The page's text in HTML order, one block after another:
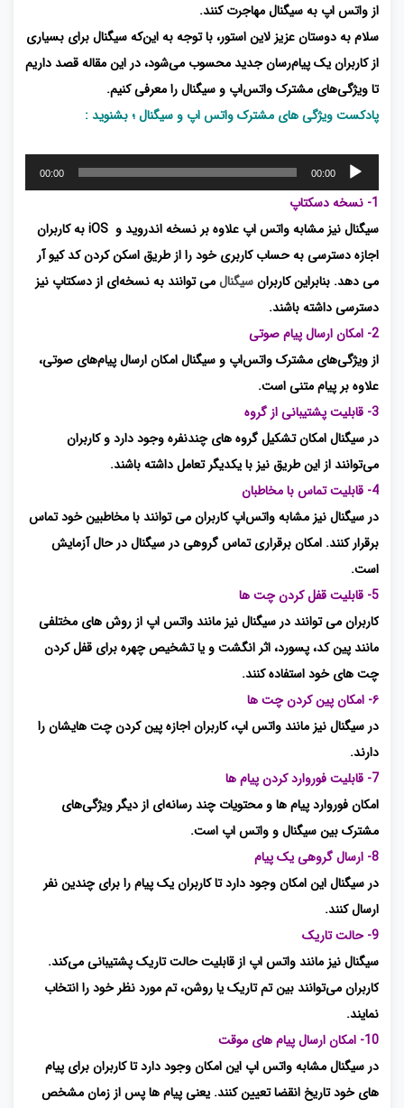
از واتس اپ به سیگنال مهاجرت کنند.
سلام به دوستان عزیز لاین استور، با توجه به این‌که سیگنال برای بسیاری
از کاربران یک پیام‌رسان جدید محسوب می‌شود، در این مقاله قصد داریم
تا ویژگی‌های مشترک واتس‌اپ و سیگنال را معرفی کنیم.
پادکست ویژگی های مشترک واتس اپ و سیگنال ؛ بشنوید :
پخش‌کننده
صوت
00:00
00:00
1- نسخه دسکتاپ
سیگنال نیز مشابه واتس‌ اپ علاوه بر نسخه اندروید و iOS به کاربران
اجازه دسترسی به حساب کاربری خود را از طریق اسکن کردن کد کیو آر
می دهد. بنابراین کاربرانسیگنالمی توانند به نسخه‌ای از دسکتاپ نیز
دسترسی داشته باشند.
2- امکان ارسال پیام صوتی
از ویژگی‌های مشترک واتس‌اپ و سیگنال امکان ارسال پیام‌های صوتی،
علاوه بر پیام متنی است.
3- قابلیت پشتیبانی از گروه
در سیگنال امکان تشکیل گروه های چندنفره وجود دارد و کاربران
می‌توانند از این طریق نیز با یکدیگر تعامل داشته باشند.
4- قابلیت تماس با مخاطبان
در سیگنال نیز مشابه واتس‌اپ کاربران می توانند با مخاطبین خود تماس
برقرار کنند. امکان برقراری تماس گروهی در سیگنال در حال آزمایش
است.
5- قابلیت قفل کردن چت ها
کاربران می توانند در سیگنال نیز مانند واتس اپ از روش ‌های مختلفی
مانند پین کد، پسورد، اثر انگشت و یا تشخیص چهره برای قفل کردن
چت های خود استفاده کنند.
۶- امکان پین کردن چت ها
در سیگنال نیز مانند واتس اپ، کاربران اجازه پین کردن چت هایشان را
دارند.
7- قابلیت فوروارد کردن پیام ها
امکان فوروارد پیام‌ ها و محتویات چند رسانه‌ای از دیگر ویژگی‌های
مشترک بین سیگنال و واتس اپ است.
8- ارسال گروهی یک پیام
در سیگنال این امکان وجود دارد تا کاربران یک پیام را برای چندین نفر
ارسال کنند.
9- حالت تاریک
سیگنال نیز مانند واتس اپ از قابلیت حالت تاریک پشتیبانی می‌کند.
کاربران می‌توانند بین تم تاریک یا روشن، تم مورد نظر خود را انتخاب
نمایند.
10- امکان ارسال پیام های موقت
در سیگنال مشابه واتس‌ اپ این امکان وجود دارد تا کاربران برای پیام
‌های خود تاریخ انقضا تعیین کنند. یعنی پیام‌ ها پس از زمان مشخص